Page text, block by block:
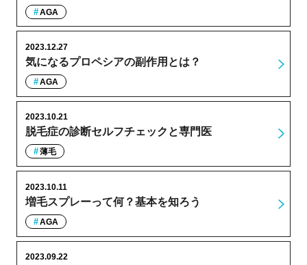
AGA
気になるプロペシアの副作用とは？
2023.12.27
AGA
脱毛症の診断セルフチェックと専門医
2023.10.21
薄毛
増毛スプレーって何？基本を知ろう
2023.10.11
AGA
2023.09.22